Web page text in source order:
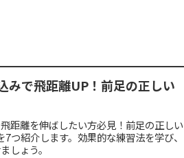
みで飛距離UP！前足の正しい
距離を伸ばしたい方必見！前足の正しい
つ紹介します。効果的な練習法を学び、
しょう。